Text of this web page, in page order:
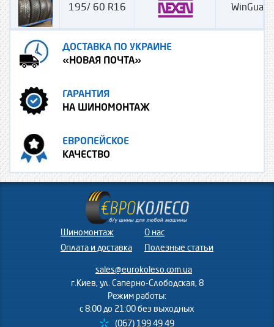
195/ 60 R16
ДОСТАВКА ПО УКРАИНЕ
«НОВАЯ ПОЧТА»
ГАРАНТИЯ
НА ШИНОМОНТАЖ
ЕВРОПЕЙСКОЕ
КАЧЕСТВО
Шиномонтаж
Оплата и доставка
О нас
Полезные статьи
sales@eurokoleso.com.ua
г.Киев, ул. Саперно-Слободская, 8
Режим работы:
с 8:00 до 21:00 без выходных
(067) 199 49 49